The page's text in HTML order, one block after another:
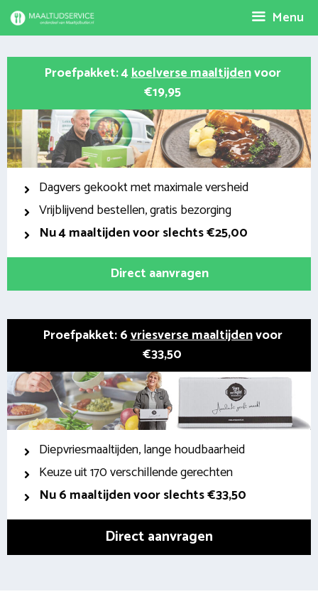
Spring
naar
Menu
Proefpakket: 4koelverse maaltijdenvoor
€19,95
Dagvers gekookt met maximale versheid
Vrijblijvend bestellen, gratis bezorging
Nu4 maaltijden voor slechts €25,00
Direct aanvragen
Proefpakket: 6vriesverse maaltijdenvoor
€33,50
Diepvriesmaaltijden, lange houdbaarheid
Keuze uit 170 verschillende gerechten
Nu 6 maaltijden voor slechts €33,50
Direct aanvragen